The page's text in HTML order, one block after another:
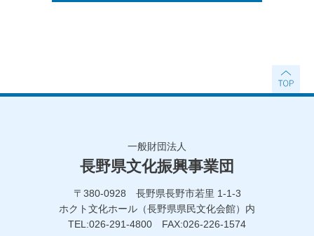
一般財団法人
長野県文化振興事業団
〒380-0928 長野県長野市若里 1-1-3
ホクト文化ホール（長野県県民文化会館）内
TEL:026-291-4800 FAX:026-226-1574